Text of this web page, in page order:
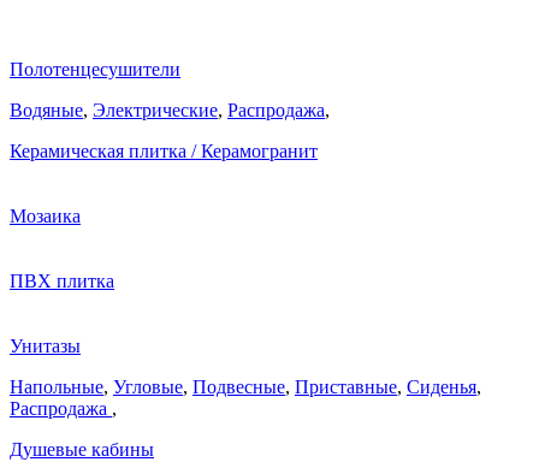
Полотенцесушители
Водяные, Электрические, Распродажа,
Керамическая плитка / Керамогранит
Мозаика
ПВХ плитка
Унитазы
Напольные, Угловые, Подвесные, Приставные, Сиденья,
Распродажа ,
Душевые кабины